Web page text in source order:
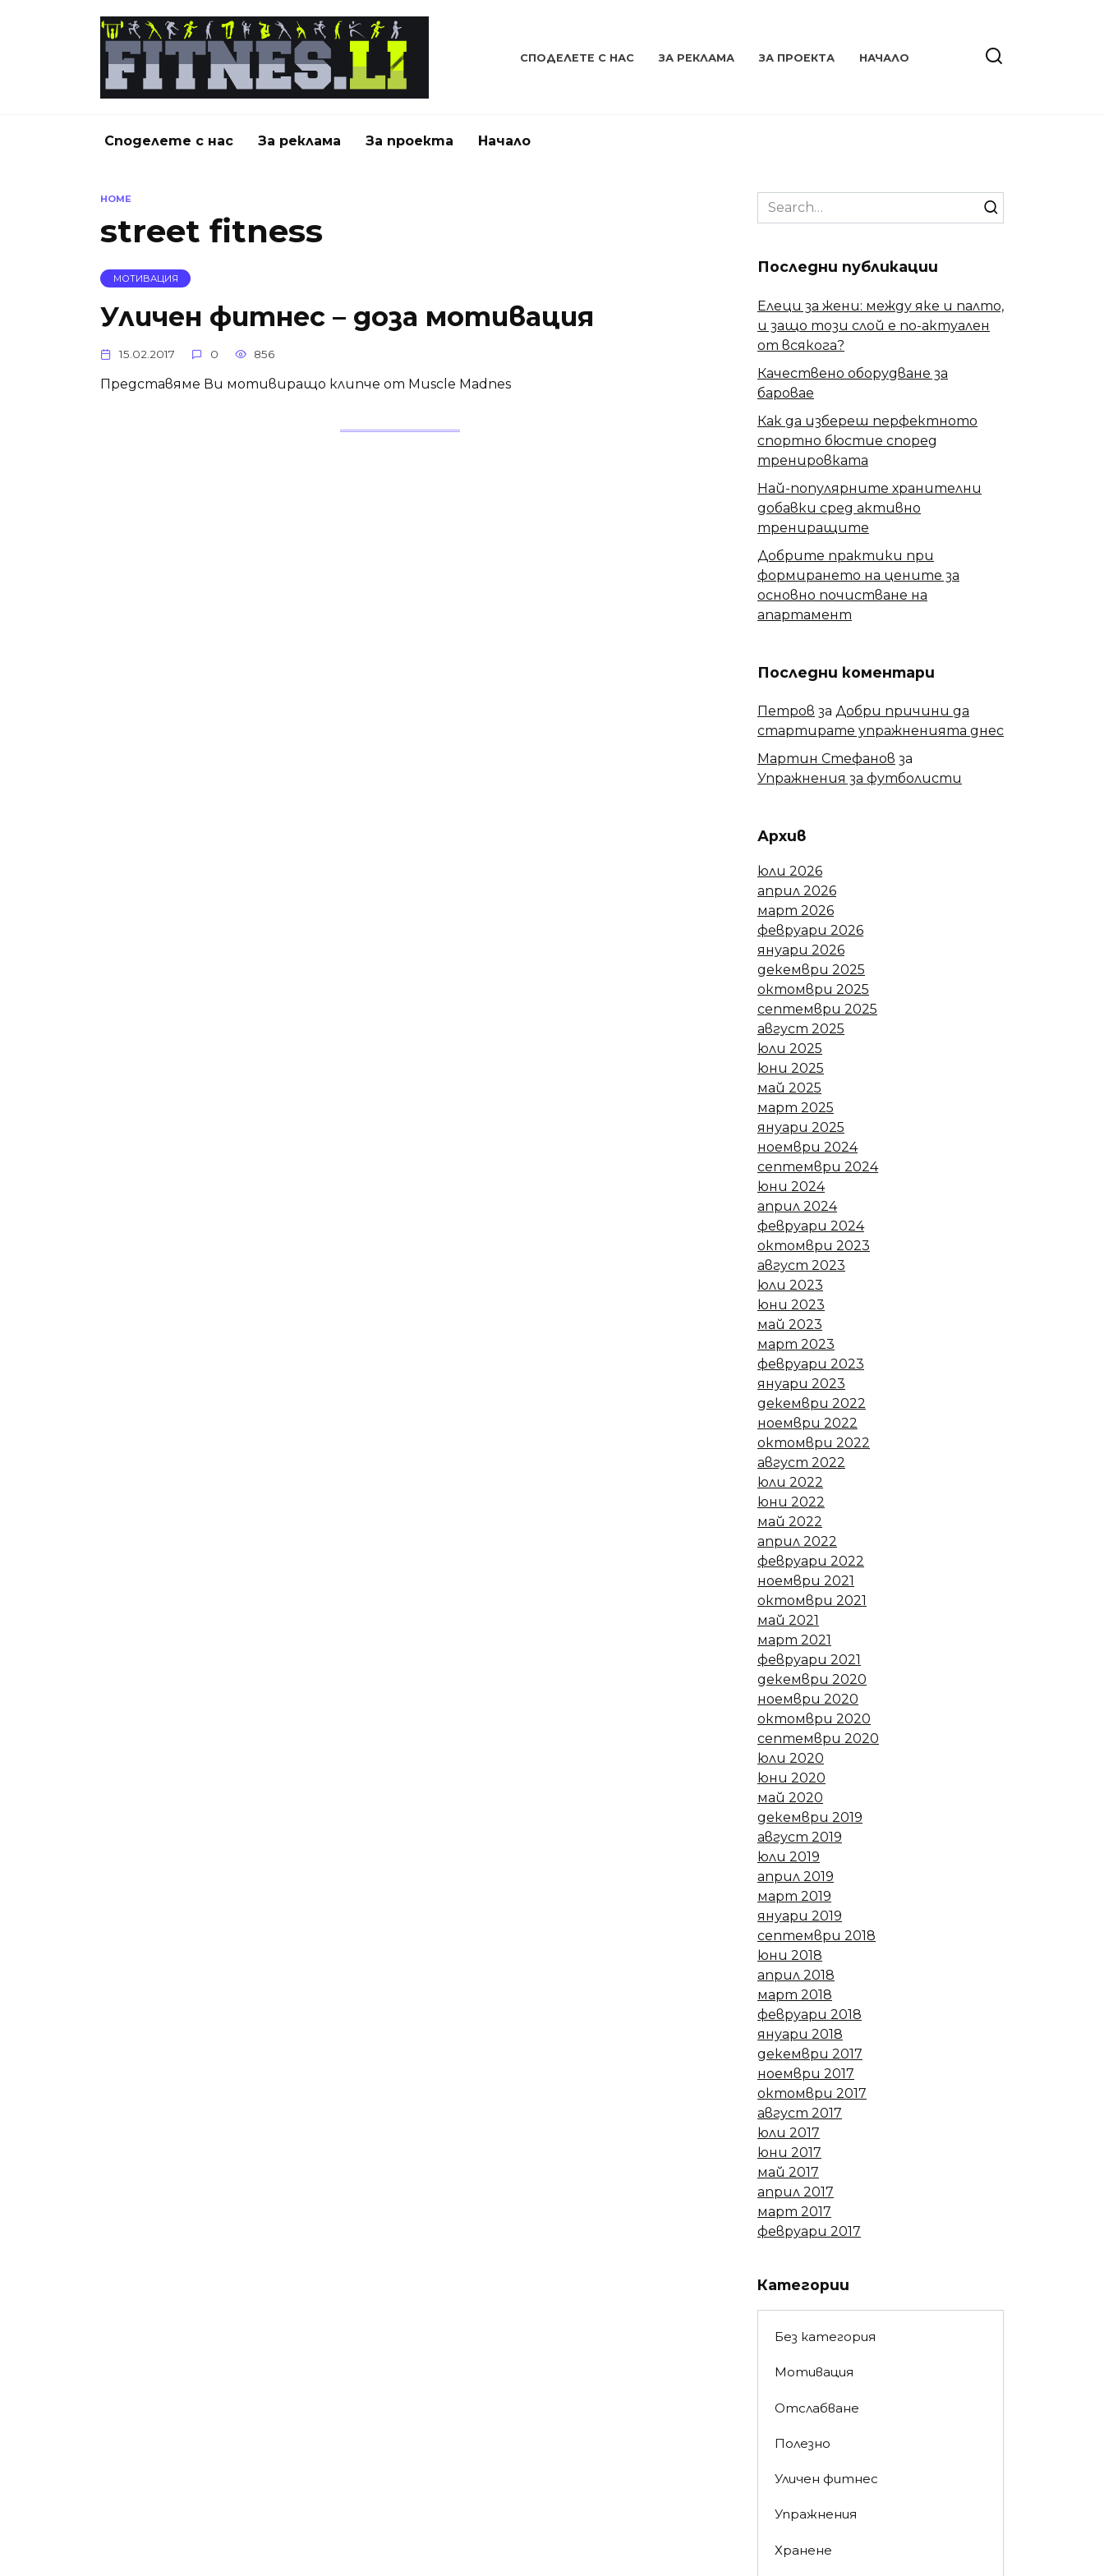
СПОДЕЛЕТЕ С НАС ЗА РЕКЛАМА ЗА ПРОЕКТА НАЧАЛО
Споделете с нас За реклама За проекта Начало
HOME
street fitness
МОТИВАЦИЯ
Уличен фитнес – доза мотивация
15.02.2017 0 856
Представяме Ви мотивиращо клипче от Muscle Madnes
Search
for:
Последни публикации
Елеци за жени: между яке и палто,
и защо този слой е по-актуален
от всякога?
Качествено оборудване за
баровае
Как да избереш перфектното
спортно бюстие според
тренировката
Най-популярните хранителни
добавки сред активно
трениращите
Добрите практики при
формирането на цените за
основно почистване на
апартамент
Последни коментари
Петров за Добри причини да
стартирате упражненията днес
Мартин Стефанов за
Упражнения за футболисти
Архив
юли 2026
април 2026
март 2026
февруари 2026
януари 2026
декември 2025
октомври 2025
септември 2025
август 2025
юли 2025
юни 2025
май 2025
март 2025
януари 2025
ноември 2024
септември 2024
юни 2024
април 2024
февруари 2024
октомври 2023
август 2023
юли 2023
юни 2023
май 2023
март 2023
февруари 2023
януари 2023
декември 2022
ноември 2022
октомври 2022
август 2022
юли 2022
юни 2022
май 2022
април 2022
февруари 2022
ноември 2021
октомври 2021
май 2021
март 2021
февруари 2021
декември 2020
ноември 2020
октомври 2020
септември 2020
юли 2020
юни 2020
май 2020
декември 2019
август 2019
юли 2019
април 2019
март 2019
януари 2019
септември 2018
юни 2018
април 2018
март 2018
февруари 2018
януари 2018
декември 2017
ноември 2017
октомври 2017
август 2017
юли 2017
юни 2017
май 2017
април 2017
март 2017
февруари 2017
Категории
Без категория
Мотивация
Отслабване
Полезно
Уличен фитнес
Упражнения
Хранене